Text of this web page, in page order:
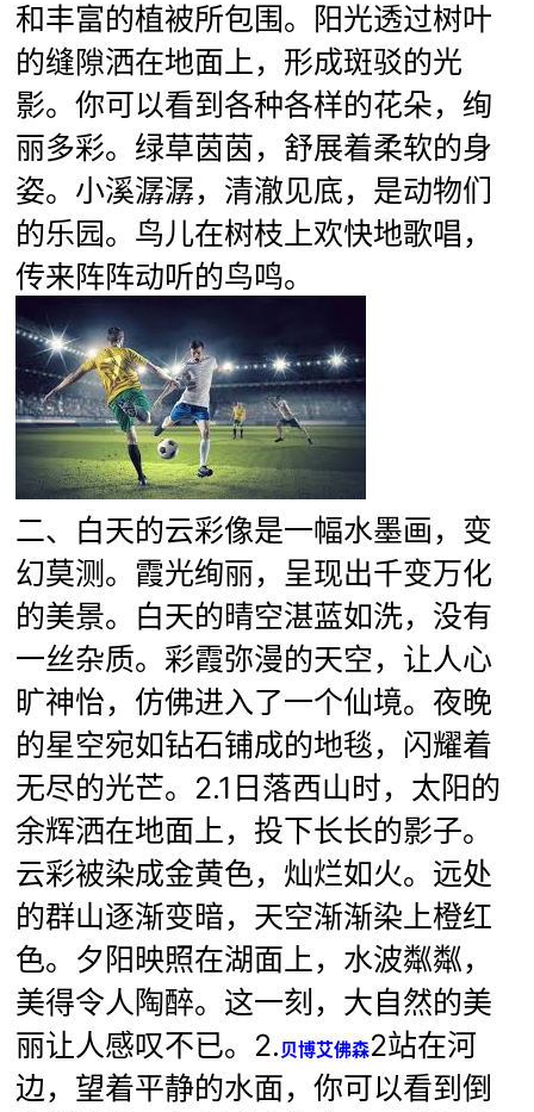
和丰富的植被所包围。阳光透过树叶
的缝隙洒在地面上，形成斑驳的光
影。你可以看到各种各样的花朵，绚
丽多彩。绿草茵茵，舒展着柔软的身
姿。小溪潺潺，清澈见底，是动物们
的乐园。鸟儿在树枝上欢快地歌唱，
传来阵阵动听的鸟鸣。
二、白天的云彩像是一幅水墨画，变
幻莫测。霞光绚丽，呈现出千变万化
的美景。白天的晴空湛蓝如洗，没有
一丝杂质。彩霞弥漫的天空，让人心
旷神怡，仿佛进入了一个仙境。夜晚
的星空宛如钻石铺成的地毯，闪耀着
无尽的光芒。2.1日落西山时，太阳的
余辉洒在地面上，投下长长的影子。
云彩被染成金黄色，灿烂如火。远处
的群山逐渐变暗，天空渐渐染上橙红
色。夕阳映照在湖面上，水波粼粼，
美得令人陶醉。这一刻，大自然的美
丽让人感叹不已。2. 贝博艾佛森2站在河
边，望着平静的水面，你可以看到倒